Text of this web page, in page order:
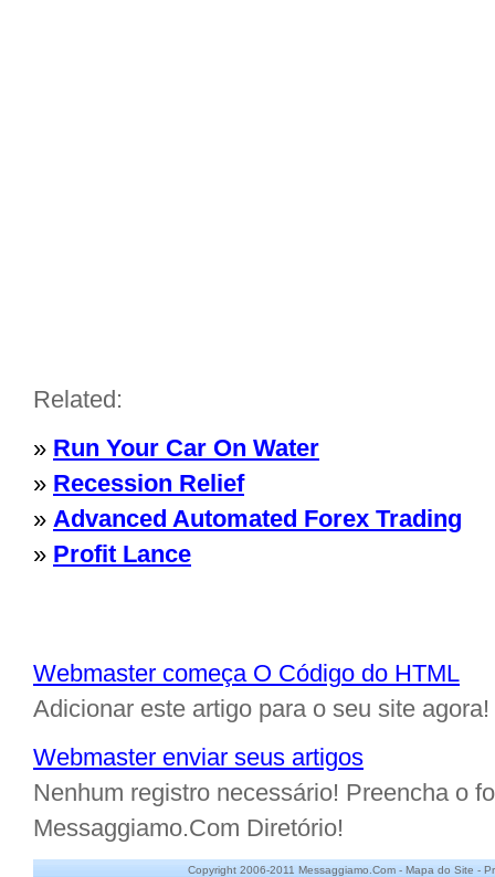
Related:
» Run Your Car On Water
» Recession Relief
» Advanced Automated Forex Trading
» Profit Lance
Webmaster começa O Código do HTML
Adicionar este artigo para o seu site agora!
Webmaster enviar seus artigos
Nenhum registro necessário! Preencha o
Messaggiamo.Com Diretório!
Copyright 2006-2011 Messaggiamo.Com - Mapa do Site -